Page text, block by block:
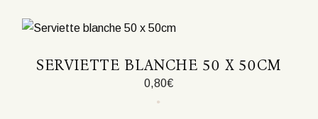
SERVIETTE BLANCHE 50 X 50CM
0,80€